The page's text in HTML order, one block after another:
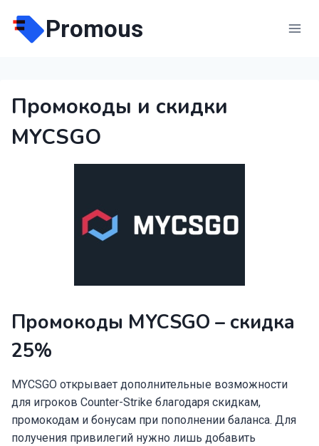
содержимому
Promous
Промокоды и скидки
MYCSGO
Промокоды MYCSGO – скидка
25%
MYCSGO открывает дополнительные возможности
для игроков Counter-Strike благодаря скидкам,
промокодам и бонусам при пополнении баланса. Для
получения привилегий нужно лишь добавить